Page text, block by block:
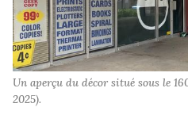
Un aperçu du décor situé sous le
2025).